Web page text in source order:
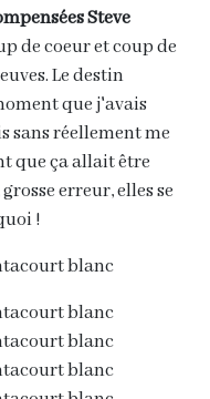
Steve
de coeur et coup de
Le destin
que j'avais
sans réellement me
que ça allait être
erreur, elles se
!